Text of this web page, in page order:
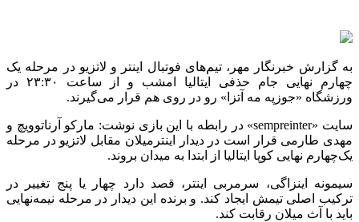
به گزارش خبرنگار مهر، تیم‌های فوتبال اینتر و لاتزیو در مرحله یک
چهارم نهایی جام حذفی ایتالیا امشب و از ساعت ۲۳:۳۰ در
ورزشگاه «جوزپه مه آتزا» رو در روی هم قرار می‌گیرند.
سایت «sempreinter» در رابطه با این بازی نوشت: مارکو آرناتوویچ و
مهدی طارمی قرار است در دیدار اینترمیلان مقابل لاتزیو در مرحله
یک‌چهارم نهایی کوپا ایتالیا از ابتدا به میدان بروند.
سیمونه اینزاگی، سرمربی اینتر، قصد دارد چهار یا پنج تغییر در
ترکیب اصلی تیمش ایجاد کند. و برنده این دیدار در مرحله نیمه‌نهایی
باید با آث میلان رقابت کند.